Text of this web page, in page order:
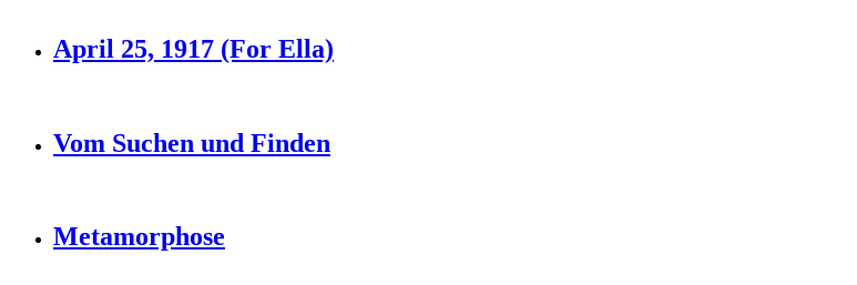
April 25, 1917 (For Ella)
Vom Suchen und Finden
Metamorphose